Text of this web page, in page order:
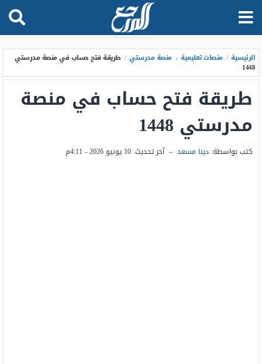
الرئيسية / منصات تعليمية ، منصة مدرستي / طريقة فتح حساب في منصة مدرستي
1448
طريقة فتح حساب في منصة
مدرستي 1448
كتب بواسطة: دينا مسعد – آخر تحديث: 10 يونيو 2026 - 4:11م